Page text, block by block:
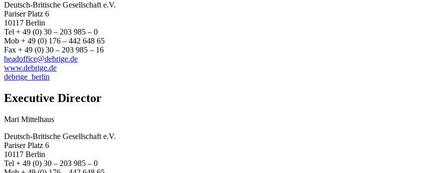
Deutsch-Britische Gesellschaft e.V.
Pariser Platz 6
10117 Berlin
Tel + 49 (0) 30 – 203 985 – 0
Mob + 49 (0) 176 – 442 648 65
Fax + 49 (0) 30 – 203 985 – 16
headoffice@debrige.de
www.debrige.de
debrige_berlin
Executive Director
Mari Mittelhaus
Deutsch-Britische Gesellschaft e.V.
Pariser Platz 6
10117 Berlin
Tel + 49 (0) 30 – 203 985 – 0